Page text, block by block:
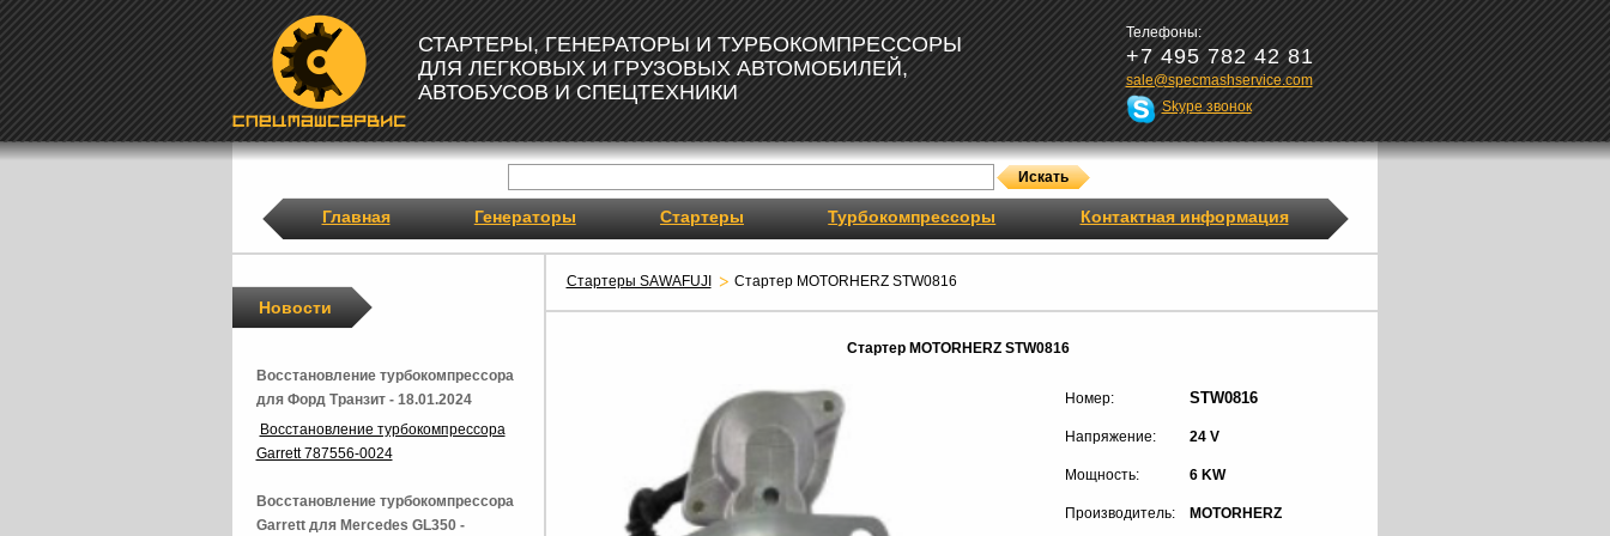
СТАРТЕРЫ, ГЕНЕРАТОРЫ И ТУРБОКОМПРЕССОРЫ
ДЛЯ ЛЕГКОВЫХ И ГРУЗОВЫХ АВТОМОБИЛЕЙ,
АВТОБУСОВ И СПЕЦТЕХНИКИ
Телефоны:
+7 495 782 42 81
sale@specmashservice.com
Skype звонок
Главная Генераторы Стартеры Турбокомпрессоры Контактная информация
Стартеры SAWAFUJI Стартер MOTORHERZ STW0816
Стартер MOTORHERZ STW0816
Номер: STW0816
Напряжение: 24 V
Мощность: 6 KW
Производитель: MOTORHERZ
Новости
Восстановление турбокомпрессора
для Форд Транзит - 18.01.2024
Восстановление турбокомпрессора
Garrett 787556-0024
Восстановление турбокомпрессора
Garrett для Mercedes GL350 -